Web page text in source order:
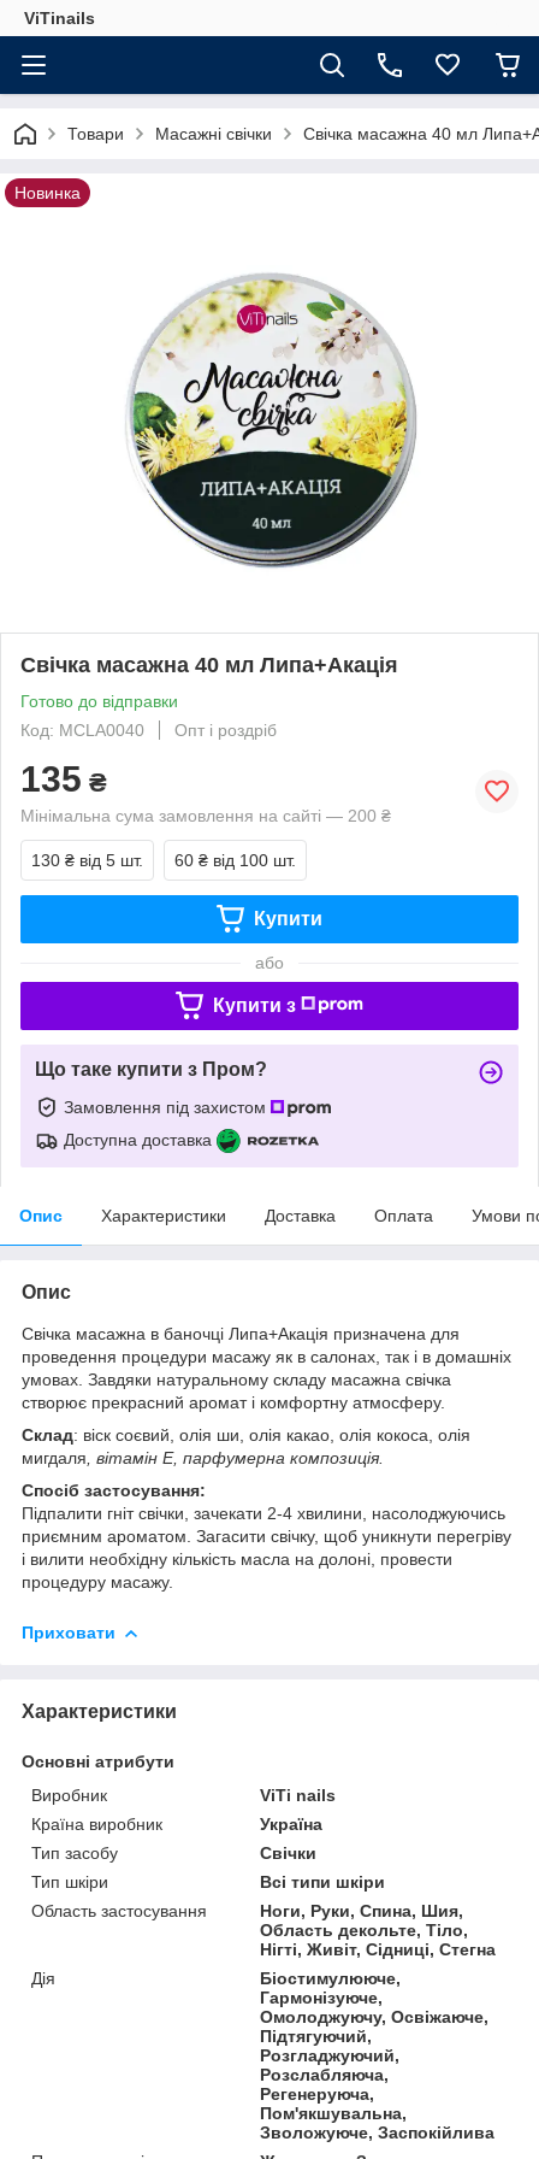
ViTinails
Товари Масажні свічки Свічка масажна 40 мл
Новинка
Свічка масажна 40 мл Липа+Акація
Готово до відправки
Код: MCLA0040
Опт і роздріб
135 ₴
Мінімальна сума замовлення на сайті — 200 ₴
130 ₴ від 5 шт. 60 ₴ від 100 шт.
Купити
або
Купити з
Що таке купити з Пром?
Замовлення під захистом
Доступна доставка
Опис Характеристики Доставка Оплата Умови
Опис
Свічка масажна в баночці Липа+Акація призначена для
проведення процедури масажу як в салонах, так і в домашніх
умовах. Завдяки натуральному складу масажна свічка
створює прекрасний аромат і комфортну атмосферу.
Склад: віск соєвий, олія ши, олія какао, олія кокоса, олія
мигдаля , вітамін Е, парфумерна композиція.
Спосіб застосування:
Підпалити гніт свічки, зачекати 2-4 хвилини, насолоджуючись
приємним ароматом. Загасити свічку, щоб уникнути перегріву
і вилити необхідну кількість масла на долоні, провести
процедуру масажу.
Приховати
Характеристики
Основні атрибути
Виробник
ViTi nails
Країна виробник
Україна
Тип засобу
Свічки
Тип шкіри
Всі типи шкіри
Область застосування
Ноги, Руки, Спина, Шия,
Область декольте, Тіло,
Нігті, Живіт, Сідниці, Стегна
Дія
Біостимулююче,
Гармонізуюче,
Омолоджуючу, Освіжаюче,
Підтягуючий,
Розгладжуючий,
Розслабляюча,
Регенеруюча,
Пом'якшувальна,
Зволожуюче, Заспокійлива